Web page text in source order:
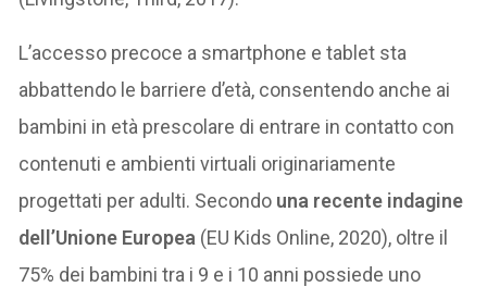
L’accesso precoce a smartphone e tablet sta
abbattendo le barriere d’età, consentendo anche ai
bambini in età prescolare di entrare in contatto con
contenuti e ambienti virtuali originariamente
progettati per adulti. Secondo una recente indagine
dell’Unione Europea (EU Kids Online, 2020), oltre il
75% dei bambini tra i 9 e i 10 anni possiede uno